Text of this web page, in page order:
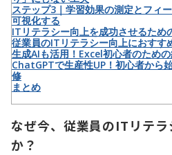
ステップ3｜学習効果の測定とフィ
可視化する
ITリテラシー向上を成功させるため
従業員のITリテラシー向上におすす
生成AIも活用！Excel初心者のため
ChatGPTで生産性UP！初心者から
修
まとめ
なぜ今、従業員のITリテ
か？